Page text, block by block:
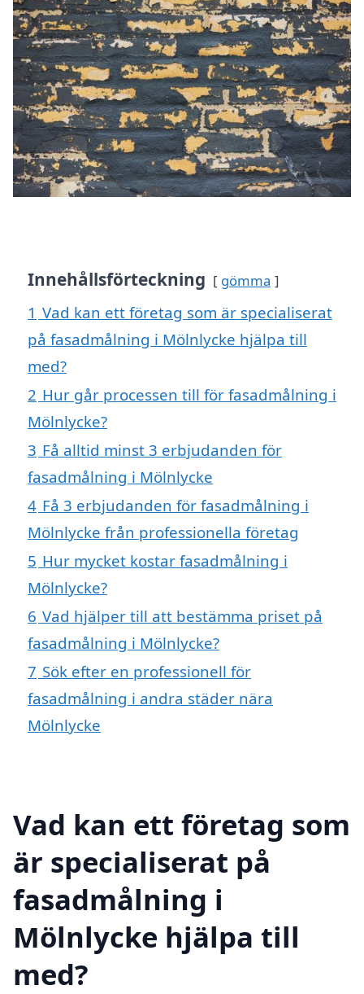
Innehållsförteckning gömma
1 Vad kan ett företag som är specialiserat
på fasadmålning i Mölnlycke hjälpa till
med?
2 Hur går processen till för fasadmålning i
Mölnlycke?
3 Få alltid minst 3 erbjudanden för
fasadmålning i Mölnlycke
4 Få 3 erbjudanden för fasadmålning i
Mölnlycke från professionella företag
5 Hur mycket kostar fasadmålning i
Mölnlycke?
6 Vad hjälper till att bestämma priset på
fasadmålning i Mölnlycke?
7 Sök efter en professionell för
fasadmålning i andra städer nära
Mölnlycke
Vad kan ett företag som
är specialiserat på
fasadmålning i
Mölnlycke hjälpa till
med?